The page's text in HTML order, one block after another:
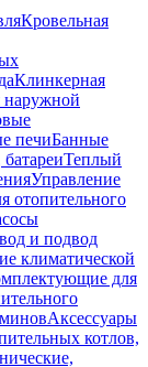
Кровельная
Клинкерная
наружной
печиБанные
Теплый
Управление
отопительного
и подвод
климатической
для
Аксессуары
котлов,